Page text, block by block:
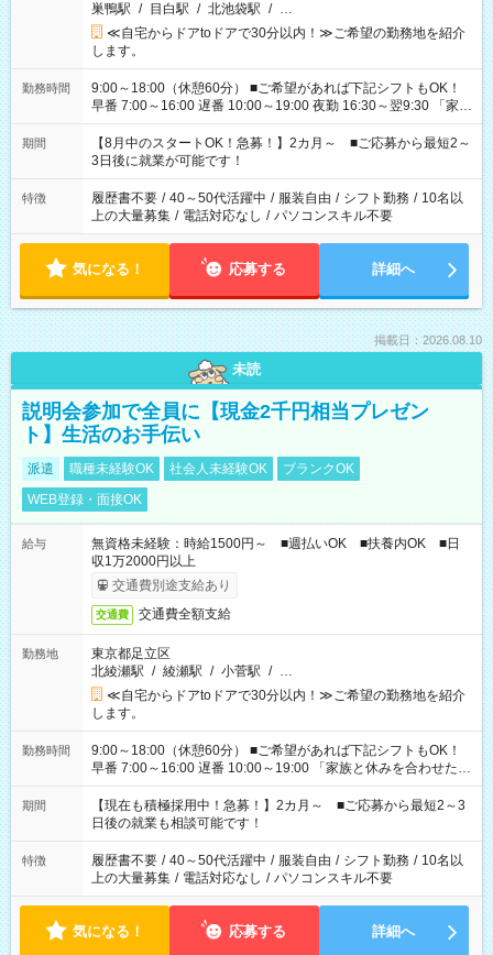
巣鴨駅 / 目白駅 / 北池袋駅 / …
≪自宅からドアtoドアで30分以内！≫ご希望の勤務地を紹介
します。
勤務時間
9:00～18:00（休憩60分） ■ご希望があれば下記シフトもOK！
早番 7:00～16:00 遅番 10:00～19:00 夜勤 16:30～翌9:30 「家族
と休みを合わせたい」 「余裕を持って夕飯の準備がしたい」
「できれば残業はしたくない」 など、ご希望を教えてください
ね。 ※Wワーク希望の方へ 今ご覧のお仕事で希望する勤務時間
と、もう1つのお仕事の勤務時間。 合計で週40時間を超える場
合は応募できません。
期間
【8月中のスタートOK！急募！】2カ月～ ■ご応募から最短2～
3日後に就業が可能です！
特徴 履歴書不要 / 40～50代活躍中 / 服装自由 / シフト勤務 / 10名以
上の大量募集 / 電話対応なし / パソコンスキル不要
気になる！ 応募する 詳細へ
掲載日：2026.08.10
未読
説明会参加で全員に【現金2千円相当プレゼン
ト】生活のお手伝い
派遣 職種未経験OK 社会人未経験OK
ブランクOK
WEB登録・面接OK
給与
無資格未経験：時給1500円～ ■週払いOK ■扶養内OK ■日
収1万2000円以上
交通費別途支給あり
交通費 交通費全額支給
勤務地
東京都足立区
北綾瀬駅 / 綾瀬駅 / 小菅駅 / …
≪自宅からドアtoドアで30分以内！≫ご希望の勤務地を紹介
します。
勤務時間
9:00～18:00（休憩60分） ■ご希望があれば下記シフトもOK！
早番 7:00～16:00 遅番 10:00～19:00 「家族と休みを合わせた
い」 「余裕を持って夕飯の準備がしたい」 「できれば残業はし
たくない」 など、ご希望を教えてくださいね。 ※Wワーク希望
の方へ 今ご覧のお仕事で希望する勤務時間と、もう1つのお仕事
の勤務時間。 合計で週40時間を超える場合は応募できません。
期間
【現在も積極採用中！急募！】2カ月～ ■ご応募から最短2～3
日後の就業も相談可能です！
特徴 履歴書不要 / 40～50代活躍中 / 服装自由 / シフト勤務 / 10名以
上の大量募集 / 電話対応なし / パソコンスキル不要
気になる！ 応募する 詳細へ